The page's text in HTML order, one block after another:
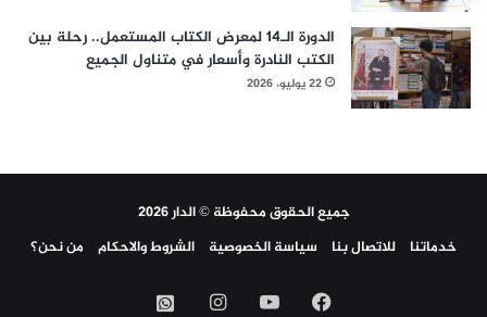
الدورة الـ14 لمعرض الكتاب المستعمل.. رحلة بين
الكتب النادرة وأسعار في متناول الجميع
22 يوليو، 2026
جميع الحقوق محفوظة © الدار 2026
خدماتنا
للاتصال بنا سياسة الخصوصية الشروط والاحكام من نحن؟
فيسبوك‫YouTubeانستقرامواتساب